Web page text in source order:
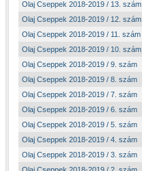
Olaj Cseppek 2018-2019 / 13. szám
Olaj Cseppek 2018-2019 / 12. szám
Olaj Cseppek 2018-2019 / 11. szám
Olaj Cseppek 2018-2019 / 10. szám
Olaj Cseppek 2018-2019 / 9. szám
Olaj Cseppek 2018-2019 / 8. szám
Olaj Cseppek 2018-2019 / 7. szám
Olaj Cseppek 2018-2019 / 6. szám
Olaj Cseppek 2018-2019 / 5. szám
Olaj Cseppek 2018-2019 / 4. szám
Olaj Cseppek 2018-2019 / 3. szám